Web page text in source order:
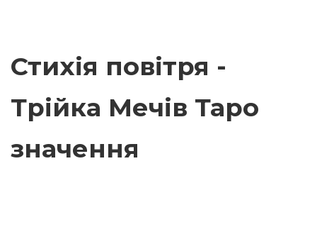
Стихія повітря -
Трійка Мечів Таро
значення